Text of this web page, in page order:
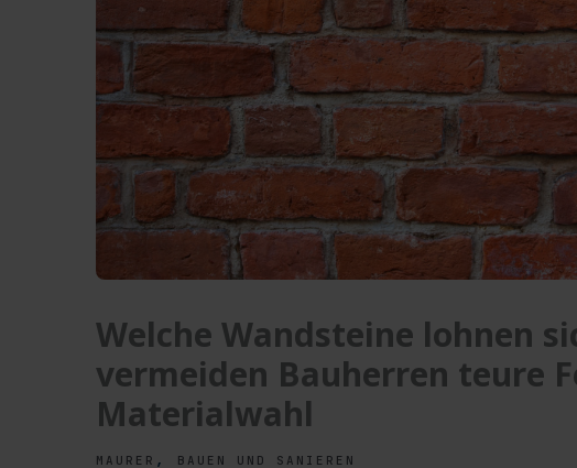
Welche Wandsteine lohnen
vermeiden Bauherren teure
Materialwahl
MAURER , BAUEN UND SANIEREN